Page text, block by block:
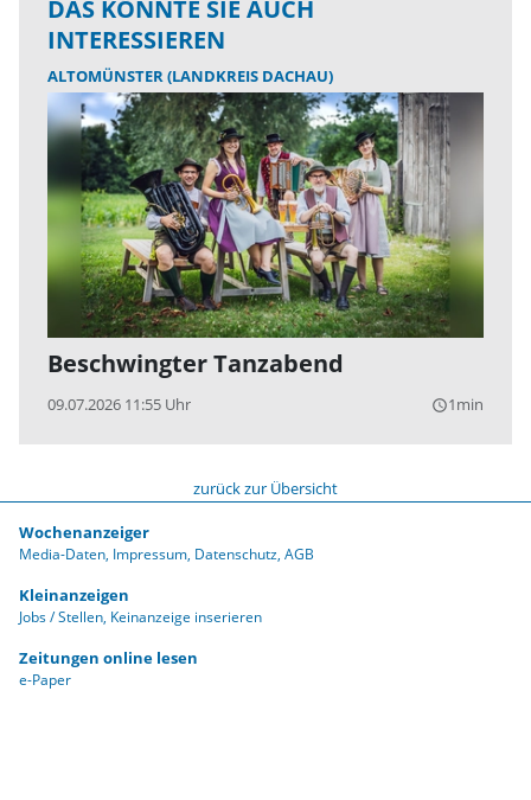
DAS KÖNNTE SIE AUCH
INTERESSIEREN
ALTOMÜNSTER (LANDKREIS DACHAU)
Beschwingter Tanzabend
09.07.2026 11:55 Uhr query_builder1min
zurück zur Übersicht
Wochenanzeiger
Media-Daten Impressum Datenschutz AGB
Kleinanzeigen
Jobs / Stellen Keinanzeige inserieren
Zeitungen online lesen
e-Paper